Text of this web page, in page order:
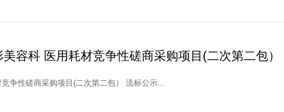
容科 医用耗材竞争性磋商采购项目(二次第二包）
争性磋商采购项目(二次第二包） 流标公示...